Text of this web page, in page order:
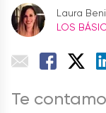
Laura
LOS
Te